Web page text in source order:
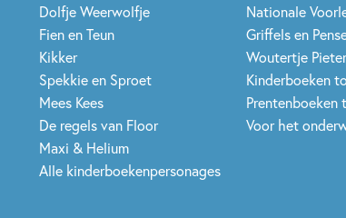
Dolfje Weerwolfje
Fien en Teun
Kikker
Spekkie en Sproet
Mees Kees
De regels van Floor
Maxi & Helium
Alle kinderboekenpersonages
Nationale
Griffels en
Woutertje
Kinderboeken
Prentenboeken
Voor het